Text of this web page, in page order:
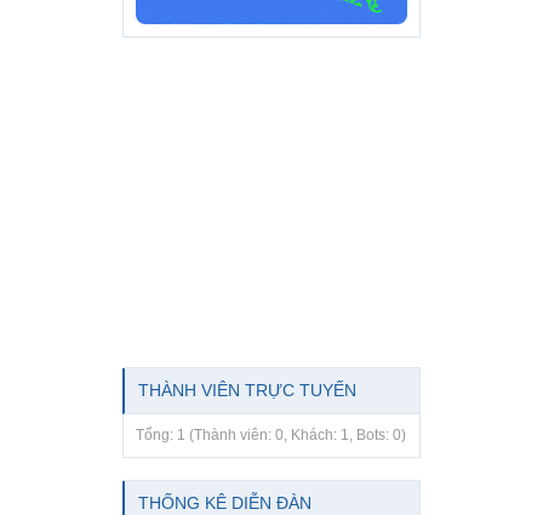
THÀNH VIÊN TRỰC TUYẾN
Tổng: 1 (Thành viên: 0, Khách: 1, Bots: 0)
THỐNG KÊ DIỄN ĐÀN